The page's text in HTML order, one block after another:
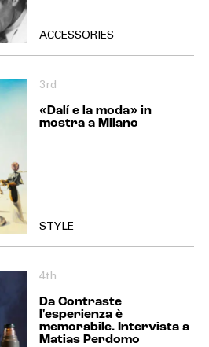
ACCESSORIES
3rd
«Dalí e la moda» in
mostra a Milano
STYLE
4th
Da Contraste
l'esperienza è
memorabile. Intervista a
Matias Perdomo